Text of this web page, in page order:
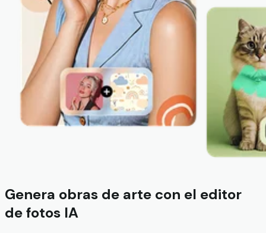
Genera obras de arte con el editor
de fotos IA